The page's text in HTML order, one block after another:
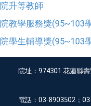
院升等教師
院教學服務獎(95~103
院學生輔導獎(95~103
院址：974301 花蓮縣
電話：03-8903502；